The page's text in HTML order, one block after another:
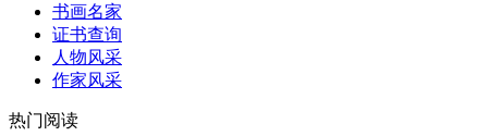
书画名家
证书查询
人物风采
作家风采
热门阅读